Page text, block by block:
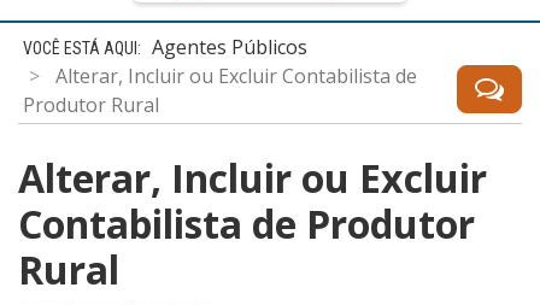
Início
conteúdo
Agentes Públicos
Alterar, Incluir ou Excluir Contabilista de
Produtor Rural
Alterar, Incluir ou Excluir
Contabilista de Produtor
Rural